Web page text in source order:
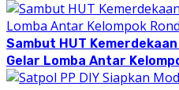
Sambut HUT
Gelar Lomba Antar